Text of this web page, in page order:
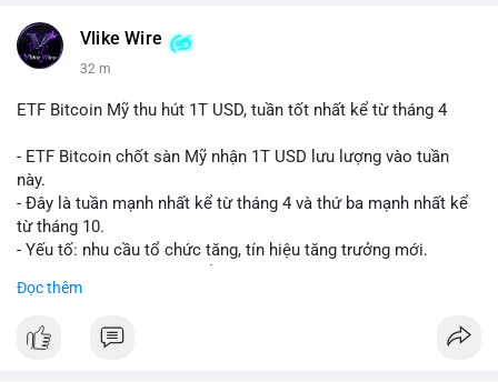
Vlike Wire
32 m
ETF Bitcoin Mỹ thu hút 1T USD, tuần tốt nhất kể từ tháng 4
- ETF Bitcoin chốt sàn Mỹ nhận 1T USD lưu lượng vào tuần
này.
- Đây là tuần mạnh nhất kể từ tháng 4 và thứ ba mạnh nhất kể
từ tháng 10.
- Yếu tố: nhu cầu tổ chức tăng, tín hiệu tăng trưởng mới.
dẫn.
#binancesquare
Đọc thêm